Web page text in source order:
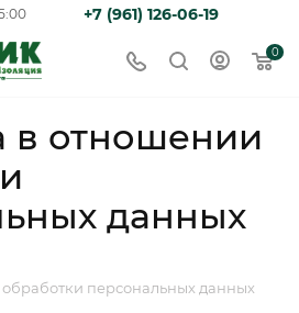
+7 (961) 126-06-19
0
в отношении
данных
персональных данных